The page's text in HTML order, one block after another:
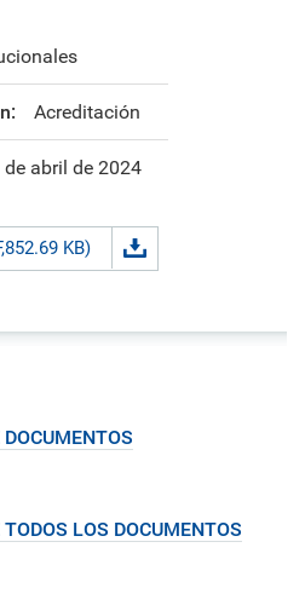
Acreditación
de abril de 2024
KB)
LOS DOCUMENTOS